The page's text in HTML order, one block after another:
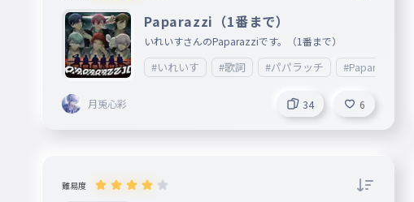
Paparazzi（1番まで）
いれいすさんのPaparazziです。（1番まで）
#いれいす #歌詞 #パパラッチ #Paparazzi
月兎心彩 34 6
難易度